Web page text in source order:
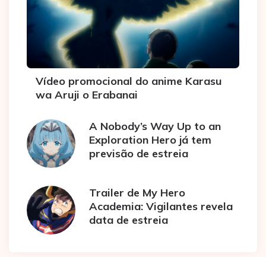
Vídeo promocional do anime Karasu
wa Aruji o Erabanai
A Nobody’s Way Up to an
Exploration Hero já tem
previsão de estreia
Trailer de My Hero
Academia: Vigilantes revela
data de estreia